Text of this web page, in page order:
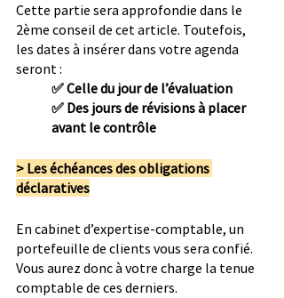
Cette partie sera approfondie dans le
2ème conseil de cet article. Toutefois,
les dates à insérer dans votre agenda
seront :
✅ Celle du jour de l’évaluation
✅ Des jours de révisions à placer
avant le contrôle
> Les échéances des obligations
déclaratives
En cabinet d’expertise-comptable, un
portefeuille de clients vous sera confié.
Vous aurez donc à votre charge la tenue
comptable de ces derniers.